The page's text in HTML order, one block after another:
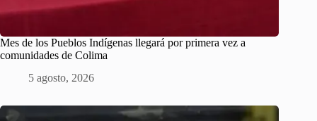
Mes de los Pueblos Indígenas llegará por primera vez a
comunidades de Colima
5 agosto, 2026